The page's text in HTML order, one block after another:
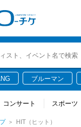
ブルーマン
コンサート スポーツ
HIT（ヒット）